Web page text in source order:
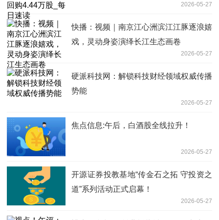
2026-05-27
快播：视频｜南京江心洲滨江江豚逐浪嬉
戏，灵动身姿演绎长江生态画卷
2026-05-27
硬派科技网：解锁科技财经领域权威传播
势能
2026-05-27
焦点信息:午后，白酒股全线拉升！
2026-05-27
开源证券投教基地“传金石之拓 守投资之
道”系列活动正式启幕！
2026-05-27